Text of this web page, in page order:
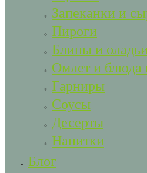
Запеканки и
Пироги
Блины и оладьи
Омлет и блюда
Гарниры
Соусы
Десерты
Напитки
Блог